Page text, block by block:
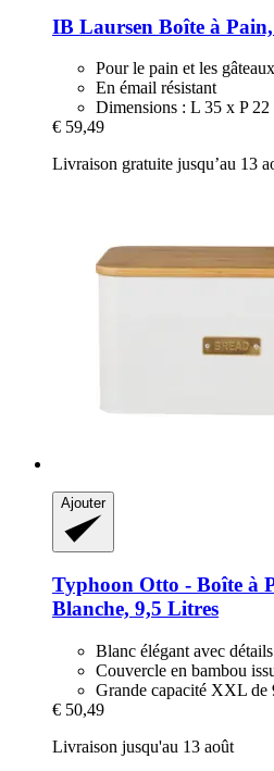
IB Laursen Boîte à
Pour le pain et les gâteaux
En émail résistant
Dimensions : L 35 x P
€ 59,49
Livraison gratuite jusqu’au 13
Ajouter
Typhoon Otto -​ Boîte à
Blanche, 9,5 Litres
Blanc élégant avec
Couvercle en bambou
Grande capacité XXL de
€ 50,49
Livraison jusqu'au 13 août